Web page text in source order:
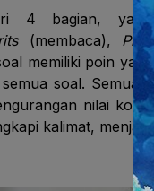
4 bagian,
(membaca),
memiliki poin
soal. Semua
nilai
kalimat,